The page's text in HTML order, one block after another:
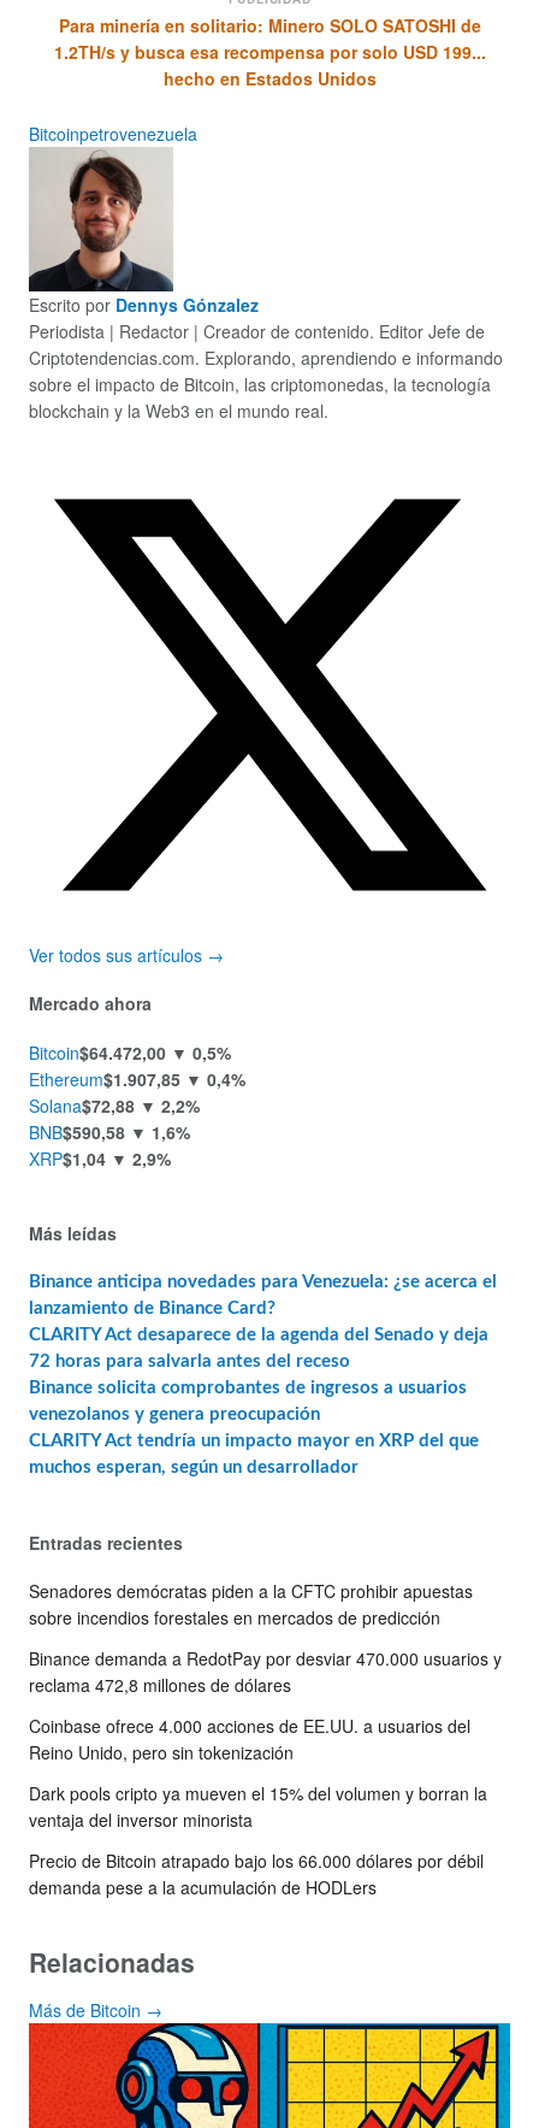
Para minería en solitario: Minero SOLO SATOSHI de
1.2TH/s y busca esa recompensa por solo USD 199...
hecho en Estados Unidos
Bitcoinpetrovenezuela
Escrito por Dennys Gónzalez
Periodista | Redactor | Creador de contenido. Editor Jefe de
Criptotendencias.com. Explorando, aprendiendo e informando
sobre el impacto de Bitcoin, las criptomonedas, la tecnología
blockchain y la Web3 en el mundo real.
Ver todos sus artículos →
Mercado ahora
Bitcoin$64.472,00 ▼ 0,5%
Ethereum$1.907,85 ▼ 0,4%
Solana$72,88 ▼ 2,2%
BNB$590,58 ▼ 1,6%
XRP$1,04 ▼ 2,9%
Más leídas
Binance anticipa novedades para Venezuela: ¿se acerca el
lanzamiento de Binance Card?
CLARITY Act desaparece de la agenda del Senado y deja
72 horas para salvarla antes del receso
Binance solicita comprobantes de ingresos a usuarios
venezolanos y genera preocupación
CLARITY Act tendría un impacto mayor en XRP del que
muchos esperan, según un desarrollador
Entradas recientes
Senadores demócratas piden a la CFTC prohibir apuestas
sobre incendios forestales en mercados de predicción
Binance demanda a RedotPay por desviar 470.000 usuarios y
reclama 472,8 millones de dólares
Coinbase ofrece 4.000 acciones de EE.UU. a usuarios del
Reino Unido, pero sin tokenización
Dark pools cripto ya mueven el 15% del volumen y borran la
ventaja del inversor minorista
Precio de Bitcoin atrapado bajo los 66.000 dólares por débil
demanda pese a la acumulación de HODLers
Relacionadas
Más de Bitcoin →